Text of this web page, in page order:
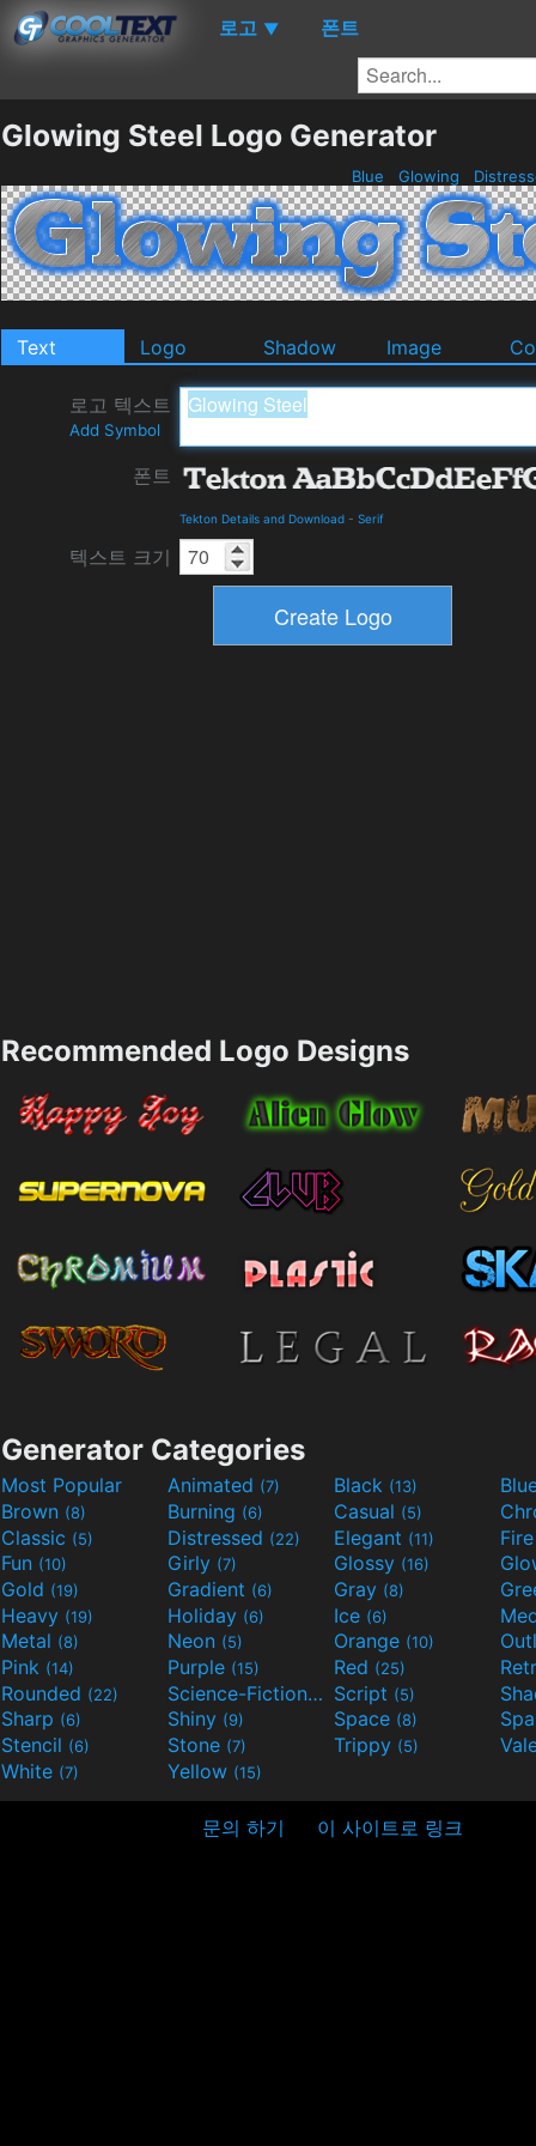
로고 ▼ 폰트
Glowing Steel Logo Generator
Blue Glowing
Text Logo Shadow Image
로고 텍스트
Add Symbol
폰트
Tekton Details and Download - Serif
텍스트 크기
Recommended Logo Designs
Generator Categories
Most Popular Animated (7) Black (13)
Brown (8) Burning (6) Casual (5)
Classic (5) Distressed (22) Elegant (11)
Fun (10) Girly (7) Glossy (16)
Gold (19) Gradient (6) Gray (8)
Heavy (19) Holiday (6) Ice (6)
Metal (8) Neon (5) Orange (10)
Pink (14) Purple (15) Red (25)
Rounded (22) Science-Fiction(9) Script (5)
Sharp (6) Shiny (9) Space (8)
Stencil (6) Stone (7) Trippy (5)
White (7) Yellow (15)
문의 하기 이 사이트로 링크